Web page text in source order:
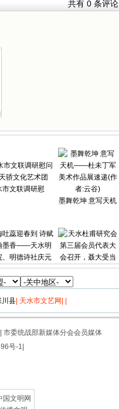
共有 0 条评论
市文联调研慰
墨舞乾坤 意写天机
吐蕊迎春到 诗
天水杜甫研究会第
川县| 天水市文艺网
市委统战部新媒体分会会员媒体
号-1|
国文明网